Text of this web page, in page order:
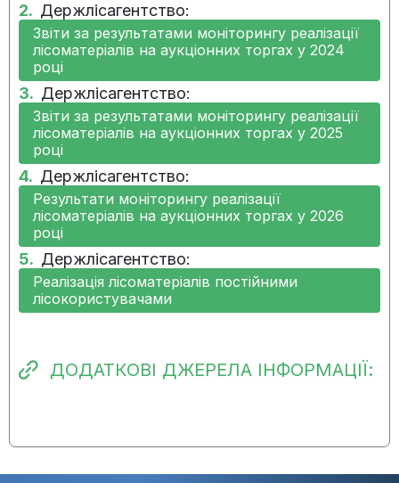
12.05.2025: Прогрес виконання заходу
наявний
27.01.2025:
Прогрес виконання заходу
наявний
12.11.2024:
Прогрес виконання заходу
наявний
14.08.2024: Прогрес виконання заходу
наявний
15.05.2024: Прогрес виконання заходу
наявний
2. Держлісагентство:
Звіти за результатами моніторингу реалізації
лісоматеріалів на аукціонних торгах у 2024
році
3. Держлісагентство:
Звіти за результатами моніторингу реалізації
лісоматеріалів на аукціонних торгах у 2025
році
4. Держлісагентство:
Результати моніторингу реалізації
лісоматеріалів на аукціонних торгах у 2026
році
5. Держлісагентство:
Реалізація лісоматеріалів постійними
лісокористувачами
ДОДАТКОВІ ДЖЕРЕЛА ІНФОРМАЦІЇ: